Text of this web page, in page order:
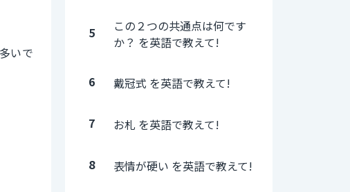
いで
5
この２つの共通点は何です
か？ を英語で教えて!
6 戴冠式 を英語で教えて!
7 お札 を英語で教えて!
8 表情が硬い を英語で教えて!